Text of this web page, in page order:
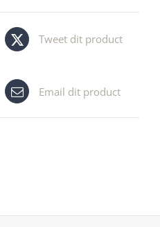
Tweet dit product
Email dit product